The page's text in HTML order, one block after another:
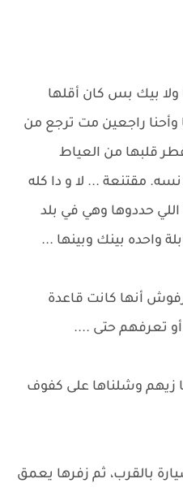
بيك بس كان أقلها
وأحنا راجعين مت ترجع من
قلبها من العياط
مقتنعة ... لا و دا كله
حددوها وهي في بلد
واحده بينك وبينها ...
أنها كانت قاعدة
تعرفهم حتى ....
زيهم وشلناها على كفوف
بالقرب، ثم زفرها يعمق